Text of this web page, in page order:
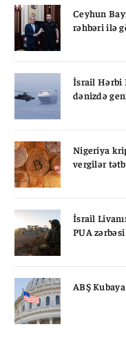
Ceyhun
rəhbəri ilə
İsrail Hərbi
dənizdə
Nigeriya
vergilər
İsrail
PUA
ABŞ